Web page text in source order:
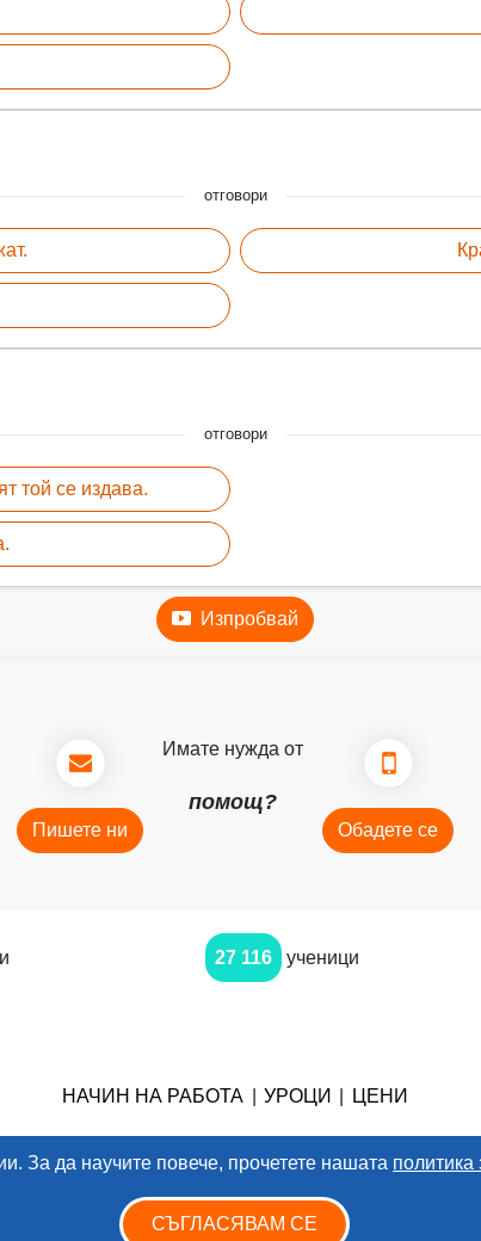
За да научите повече, прочетете нашата политика
СЪГЛАСЯВАМ СЕ
отговори
отговори
той се издава.
Изпробвай
Пишете ни
Имате нужда от
помощ?
Обадете се
27 116 ученици
НАЧИН НА РАБОТА УРОЦИ ЦЕНИ
Всички права запазени | Условия за ползване